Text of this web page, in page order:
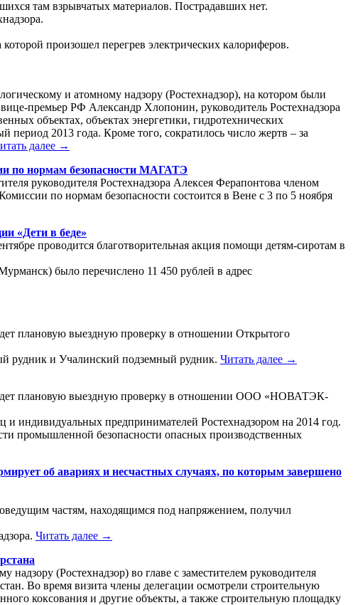
там взрывчатых материалов. Пострадавших нет.
произошел перегрев электрических калориферов.
и атомному надзору (Ростехнадзор), на котором были
премьер РФ Александр Хлопонин, руководитель Ростехнадзора
объектах, объектах энергетики, гидротехнических
2013 года. Кроме того, сократилось число жертв – за
далее →
по нормам безопасности МАГАТЭ
руководителя Ростехнадзора Алексея Ферапонтова членом
по нормам безопасности состоится в Вене с 3 по 5 ноября
«Дети в беде»
проводится благотворительная акция помощи детям-сиротам в
было перечислено 11 450 рублей в адрес
плановую выездную проверку в отношении Открытого
рудник и Учалинский подземный рудник. Читать далее →
плановую выездную проверку в отношении ООО «НОВАТЭК-
индивидуальных предпринимателей Ростехнадзором на 2014 год.
промышленной безопасности опасных производственных
об авариях и несчастных случаях, по которым завершено
частям, находящимся под напряжением, получил
Читать далее →
(Ростехнадзор) во главе с заместителем руководителя
Во время визита члены делегации осмотрели строительную
коксования и другие объекты, а также строительную площадку